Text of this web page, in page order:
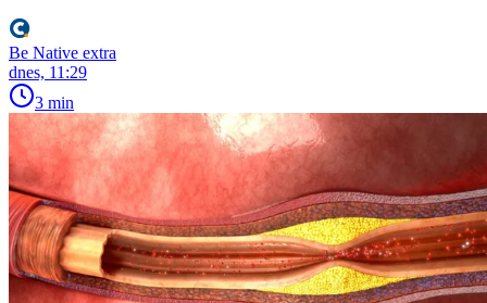
Be Native extra
dnes, 11:29
3 min